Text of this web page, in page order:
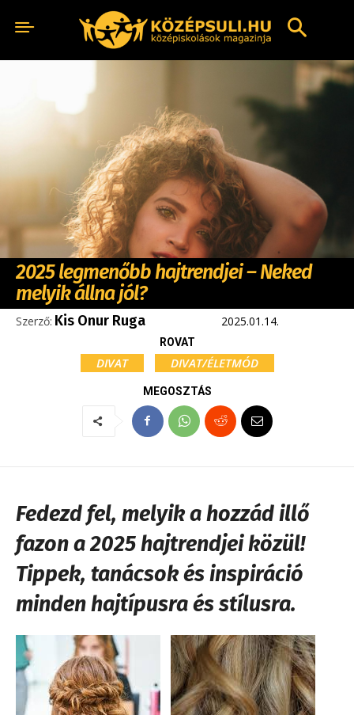
2025 legmenőbb hajtrendjei – Neked
melyik állna jól?
Szerző: Kis Onur Ruga 2025.01.14.
ROVAT
DIVAT DIVAT/ÉLETMÓD
MEGOSZTÁS
Fedezd fel, melyik a hozzád illő
fazon a 2025 hajtrendjei közül!
Tippek, tanácsok és inspiráció
minden hajtípusra és stílusra.